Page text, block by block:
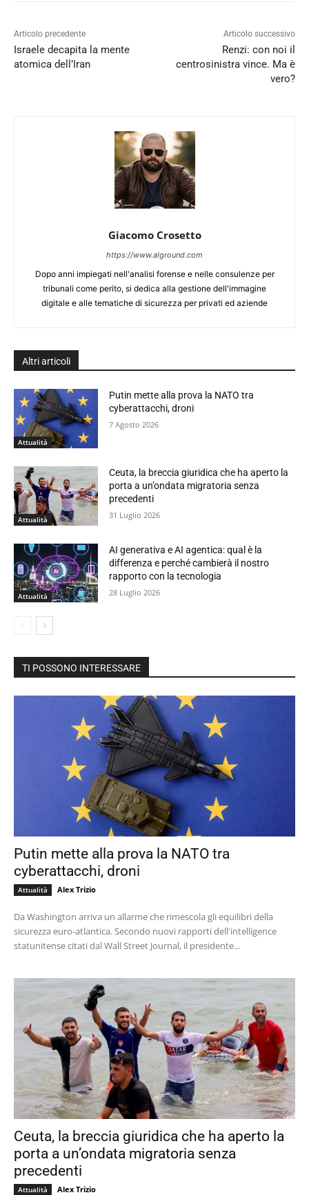
Articolo precedente
Israele decapita la mente
atomica dell’Iran
Articolo successivo
Renzi: con noi il
centrosinistra vince. Ma è
vero?
Giacomo Crosetto
https://www.alground.com
Dopo anni impiegati nell'analisi forense e nelle consulenze per
tribunali come perito, si dedica alla gestione dell'immagine
digitale e alle tematiche di sicurezza per privati ed aziende
Altri articoli
Attualità
Putin mette alla prova la NATO tra
cyberattacchi, droni
7 Agosto 2026
Attualità
Ceuta, la breccia giuridica che ha aperto la
porta a un’ondata migratoria senza
precedenti
31 Luglio 2026
Attualità
AI generativa e AI agentica: qual è la
differenza e perché cambierà il nostro
rapporto con la tecnologia
28 Luglio 2026
TI POSSONO INTERESSARE
Putin mette alla prova la NATO tra
cyberattacchi, droni
Attualità Alex Trizio
Da Washington arriva un allarme che rimescola gli equilibri della
sicurezza euro-atlantica. Secondo nuovi rapporti dell'intelligence
statunitense citati dal Wall Street Journal, il presidente...
Ceuta, la breccia giuridica che ha aperto la
porta a un’ondata migratoria senza
precedenti
Attualità Alex Trizio